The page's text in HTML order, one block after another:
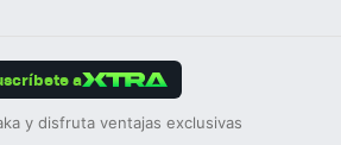
a
y disfruta ventajas exclusivas